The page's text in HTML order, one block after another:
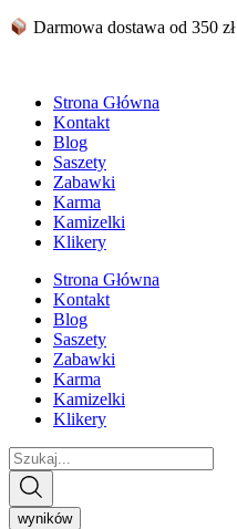
SkipDarmowa dostawa od 350 zł
Strona Główna
Kontakt
Blog
Saszety
Zabawki
Karma
Kamizelki
Klikery
Strona Główna
Kontakt
Blog
Saszety
Zabawki
Karma
Kamizelki
Klikery
Search
...
wyników